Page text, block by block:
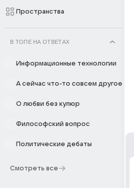
Пространства
В ТОПЕ НА ОТВЕТАХ
Информационные технологии
А сейчас что-то совсем другое
О любви без купюр
Философский вопрос
Политические дебаты
Смотреть все